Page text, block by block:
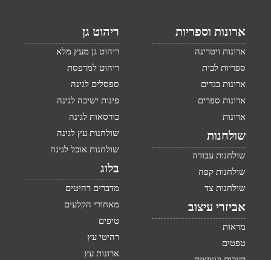
ארונות וספריות
ארונות ויטרינה
ספריות לבית
ארונות בגדים
ארונות ספרים
ארונות
שולחנות
שולחנות עבודה
שולחנות קפה
שולחנות צד
אביזרי עיצוב
מראות
טפטים
ריהוט גן
ריהוט גן מעץ מלא
ריהוט למרפסת
ספסלים לגינה
פינות ישיבה לגינה
כורסאות לגינה
שולחנות עץ לגינה
שולחנות אוכל לגינה
בלוג
מדברים רהיטים
מאחורי הקלעים
טיפים
רהיטי עץ
ארונות עץ